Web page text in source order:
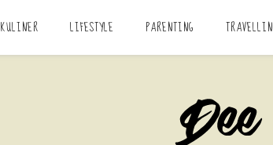
KULINER LIFESTYLE PARENTING